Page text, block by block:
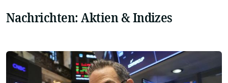
Nachrichten: Aktien & Indizes